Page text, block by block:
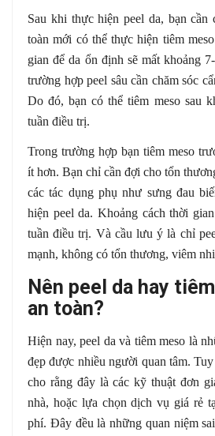
Sau khi thực hiện peel da, bạn cần
toàn mới có thể thực hiện tiêm
gian để da ổn định sẽ mất khoảng
trường hợp peel sâu cần chăm sóc
Do đó, bạn có thể tiêm meso sau
tuần điều trị.
Trong trường hợp bạn tiêm meso
ít hơn. Bạn chỉ cần đợi cho tổn
các tác dụng phụ như sưng đau
hiện peel da. Khoảng cách thời
tuần điều trị. Và cầu lưu ý là chỉ
mạnh, không có tổn thương, viêm
Nên peel da hay
an toàn?
Hiện nay, peel da và tiêm meso là
đẹp được nhiều người quan tâm.
cho rằng đây là các kỹ thuật đơn
nhà, hoặc lựa chọn dịch vụ giá rẻ
phí. Đây đều là những quan niệm